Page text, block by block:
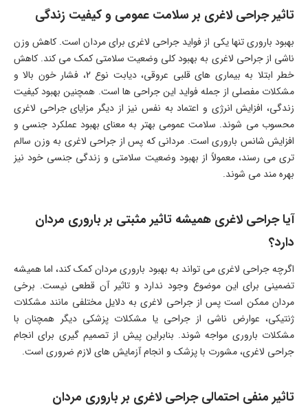
تاثیر جراحی لاغری بر سلامت عمومی و کیفیت زندگی
بهبود باروری تنها یکی از فواید جراحی لاغری برای مردان است. کاهش وزن
ناشی از جراحی لاغری به بهبود کلی وضعیت سلامتی کمک می کند. کاهش
خطر ابتلا به بیماری های قلبی عروقی، دیابت نوع 2، فشار خون بالا و
مشکلات مفصلی از جمله فواید این جراحی ها است. همچنین بهبود کیفیت
زندگی، افزایش انرژی و اعتماد به نفس نیز از دیگر مزایای جراحی لاغری
محسوب می شوند. سلامت عمومی بهتر به معنای بهبود عملکرد جنسی و
افزایش شانس باروری است. مردانی که پس از جراحی لاغری به وزن سالم
تری می رسند، معمولاً از بهبود وضعیت سلامتی و زندگی جنسی خود نیز
بهره مند می شوند.
آیا جراحی لاغری همیشه تاثیر مثبتی بر باروری مردان
دارد؟
اگرچه جراحی لاغری می تواند به بهبود باروری مردان کمک کند، اما همیشه
تضمینی برای این موضوع وجود ندارد و تاثیر آن قطعی نیست. برخی
مردان ممکن است پس از جراحی لاغری به دلایل مختلفی مانند مشکلات
ژنتیکی، عوارض ناشی از جراحی یا مشکلات پزشکی دیگر همچنان با
مشکلات باروری مواجه شوند. بنابراین پیش از تصمیم گیری برای انجام
جراحی لاغری، مشورت با پزشک و انجام آزمایش های لازم ضروری است.
تاثیر منفی احتمالی جراحی لاغری بر باروری مردان